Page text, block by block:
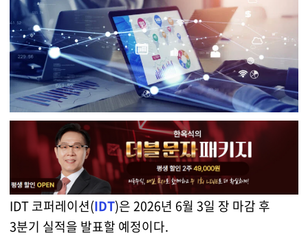
IDT 코퍼레이션(IDT)은 2026년 6월 3일 장 마감 후
3분기 실적을 발표할 예정이다.